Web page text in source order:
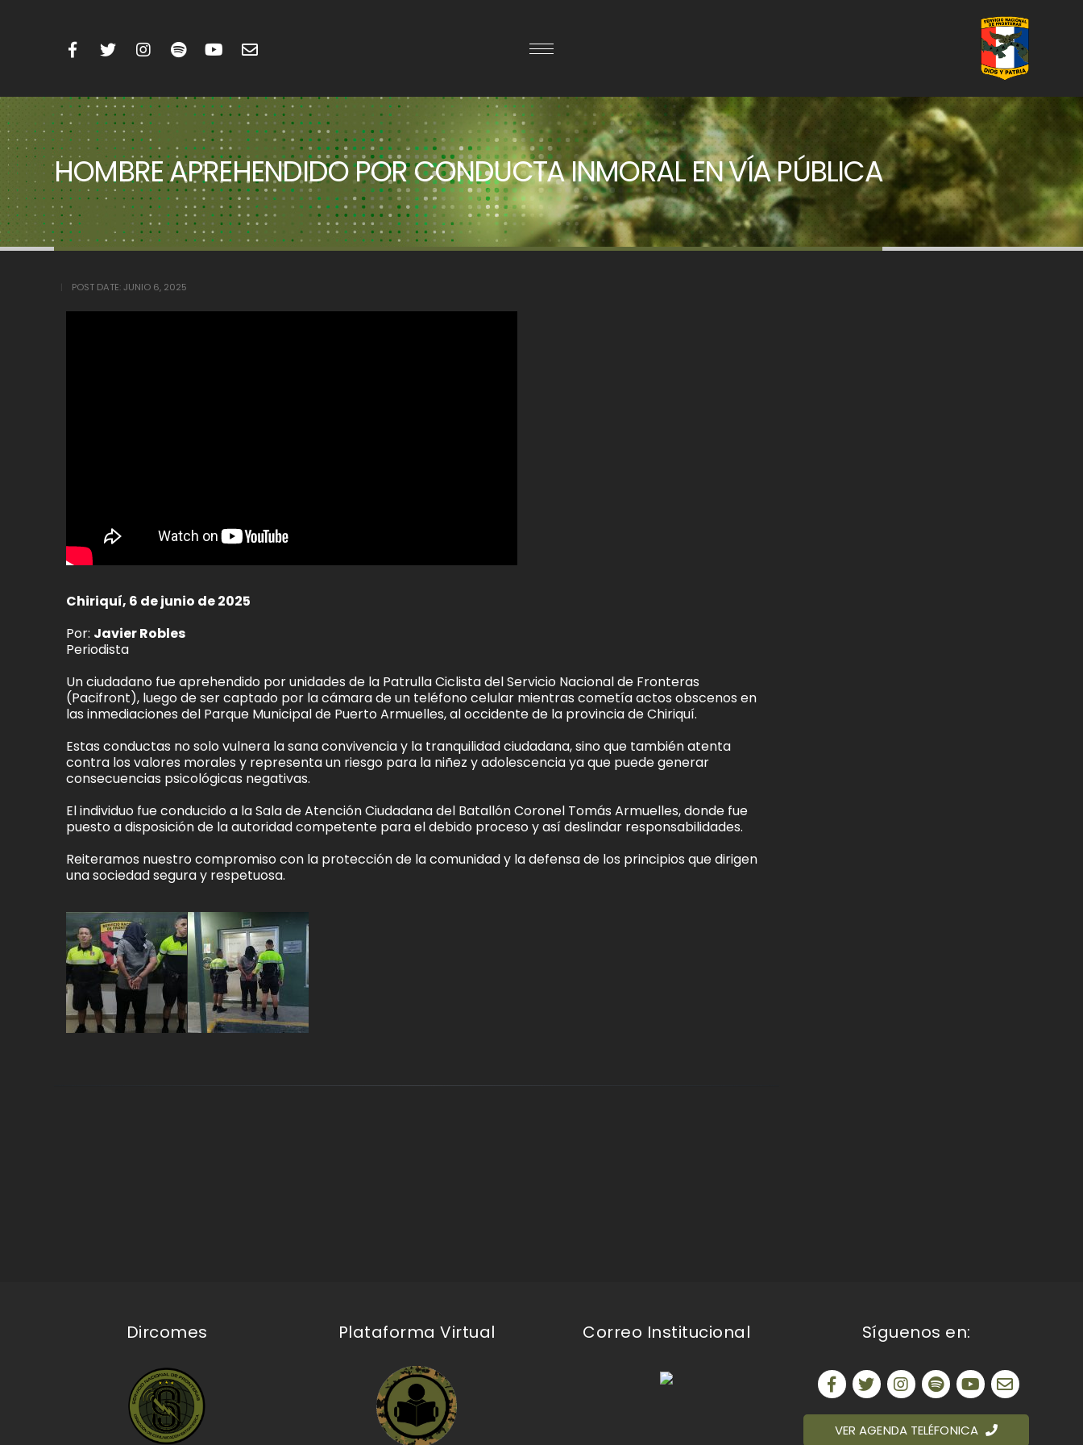
HOMBRE APREHENDIDO POR CONDUCTA INMORAL EN VÍA PÚBLICA
POST DATE:JUNIO 6, 2025
Chiriquí, 6 de junio de 2025
Por: Javier Robles
Periodista
Un ciudadano fue aprehendido por unidades de la Patrulla Ciclista del Servicio Nacional de Fronteras
(Pacifront), luego de ser captado por la cámara de un teléfono celular mientras cometía actos obscenos en
las inmediaciones del Parque Municipal de Puerto Armuelles, al occidente de la provincia de Chiriquí.
Estas conductas no solo vulnera la sana convivencia y la tranquilidad ciudadana, sino que también atenta
contra los valores morales y representa un riesgo para la niñez y adolescencia ya que puede generar
consecuencias psicológicas negativas.
El individuo fue conducido a la Sala de Atención Ciudadana del Batallón Coronel Tomás Armuelles, donde fue
puesto a disposición de la autoridad competente para el debido proceso y así deslindar responsabilidades.
Reiteramos nuestro compromiso con la protección de la comunidad y la defensa de los principios que dirigen
una sociedad segura y respetuosa.
Dircomes Plataforma Virtual Correo Institucional Síguenos en:
VER AGENDA TELÉFONICA